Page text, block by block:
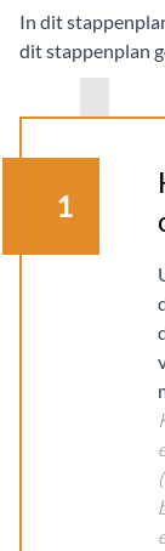
In dit
dit stappenplan
1